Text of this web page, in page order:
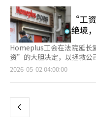
集运营资金。”并指出：“
就是梅里茨。” 近期，홈플러스在流动性危机中持续进行门店缩减
和暂停营业的措施。此前，
스快递，并于10日宣布在全
止营业。目前仅剩67家门店在运营。 홈플러스表
门店也关闭，实际上将难
企业一旦停止营业，几乎不
部停止营业，复苏程序的持
序。” 资金困难也影响到了员工的工资支付。홈플러스尚未支付4
向梅里茨请求在홈플러스
桥接贷款支持。同时，也
“工
绝境
Homeplus工会在法院延长
资”的大胆决定，以拯救公
30日的第30次定期代表大会
请企业复苏以来，经历多
消失。”这一决定是对首
2026-05-02 04:00:00
上
页